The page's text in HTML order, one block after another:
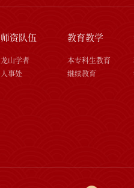
师资队伍
龙山学者
人事处
教育教学
本专科生教育
继续教育